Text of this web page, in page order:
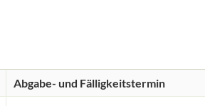
Abgabe- und Fälligkeitstermin